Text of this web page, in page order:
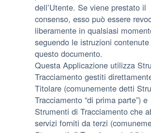
dell’Utente. Se viene prestato il
consenso, esso può essere
liberamente in qualsiasi
seguendo le istruzioni contenute
questo documento.
Questa Applicazione utilizza
Tracciamento gestiti
Titolare (comunemente detti
Tracciamento “di prima parte”) e
Strumenti di Tracciamento che
servizi forniti da terzi